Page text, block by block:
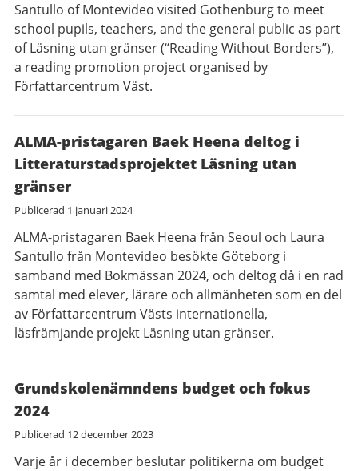
Santullo of Montevideo visited Gothenburg to meet
school pupils, teachers, and the general public as part
of Läsning utan gränser (“Reading Without Borders”),
a reading promotion project organised by
Författarcentrum Väst.
ALMA-pristagaren Baek Heena deltog i
Litteraturstadsprojektet Läsning utan
gränser
Publicerad 1 januari 2024
ALMA-pristagaren Baek Heena från Seoul och Laura
Santullo från Montevideo besökte Göteborg i
samband med Bokmässan 2024, och deltog då i en rad
samtal med elever, lärare och allmänheten som en del
av Författarcentrum Västs internationella,
läsfrämjande projekt Läsning utan gränser.
Grundskolenämndens budget och fokus
2024
Publicerad 12 december 2023
Varje år i december beslutar politikerna om budget